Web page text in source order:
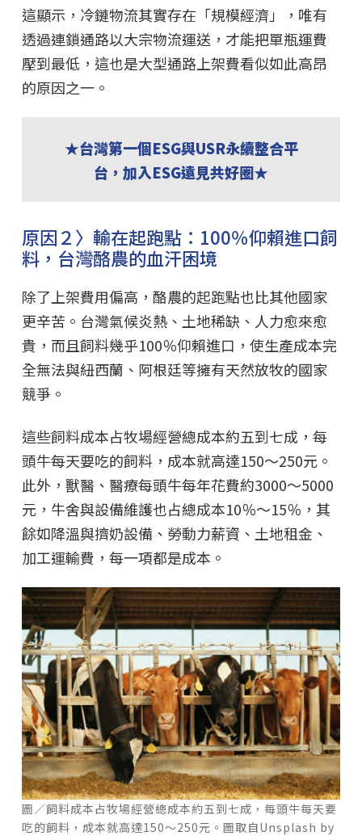
這顯示，冷鏈物流其實存在「規模經濟」，唯有
透過連鎖通路以大宗物流運送，才能把單瓶運費
壓到最低，這也是大型通路上架費看似如此高昂
的原因之一。
★台灣第一個ESG與USR永續整合平
台，加入ESG遠見共好圈★
原因２〉輸在起跑點：100％仰賴進口飼
料，台灣酪農的血汗困境
除了上架費用偏高，酪農的起跑點也比其他國家
更辛苦。台灣氣候炎熱、土地稀缺、人力愈來愈
貴，而且飼料幾乎100％仰賴進口，使生產成本完
全無法與紐西蘭、阿根廷等擁有天然放牧的國家
競爭。
這些飼料成本占牧場經營總成本約五到七成，每
頭牛每天要吃的飼料，成本就高達150～250元。
此外，獸醫、醫療每頭牛每年花費約3000～5000
元，牛舍與設備維護也占總成本10％～15％，其
餘如降溫與擠奶設備、勞動力薪資、土地租金、
加工運輸費，每一項都是成本。
圖／飼料成本占牧場經營總成本約五到七成，每頭牛每天要
吃的飼料，成本就高達150～250元。圖取自Unsplash by